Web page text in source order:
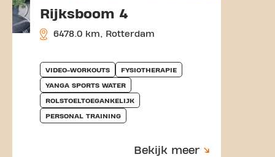
Rijksboom 4
6478.0 km, Rotterdam
VIDEO-WORKOUTS FYSIOTHERAPIE
YANGA SPORTS WATER
ROLSTOELTOEGANKELIJK
PERSONAL TRAINING
Bekijk meer